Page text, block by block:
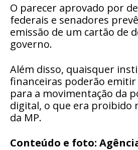
O parecer aprovado por
federais e senadores
emissão de um cartão de
governo.
Além disso, quaisquer
financeiras poderão
para a movimentação da
digital, o que era proibido
da MP.
Conteúdo e foto: